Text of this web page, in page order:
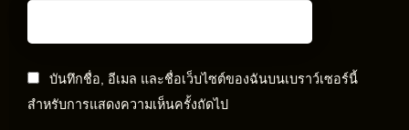
บันทึกชื่อ, อีเมล และชื่อเว็บไซต์ของฉันบนเบราว์เซอร์นี้
สำหรับการแสดงความเห็นครั้งถัดไป